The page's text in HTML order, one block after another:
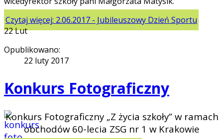
Czytaj więcej: 2.06.2017 - Jubileuszowy Dzień Sportu
22Lut
Opublikowano:
22 luty 2017
Konkurs Fotograficzny
Konkurs Fotograficzny „Z życia szkoły” w ramach
obchodów 60-lecia ZSG nr 1 w Krakowie